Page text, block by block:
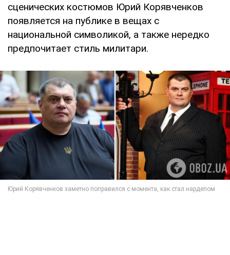
сценических костюмов Юрий Корявченков
появляется на публике в вещах с
национальной символикой, а также нередко
предпочитает стиль милитари.